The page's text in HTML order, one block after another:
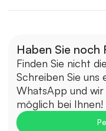
Haben Sie noch
Finden Sie nicht
Schreiben Sie
WhatsApp und
möglich bei Ihnen!